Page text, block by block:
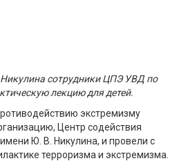
сотрудники ЦПЭ УВД по
лекцию для детей.
экстремизму
Центр содействия
Ю. В. Никулина, и провели с
терроризма и экстремизма.